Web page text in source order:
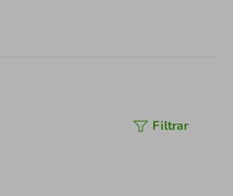
Filtrar